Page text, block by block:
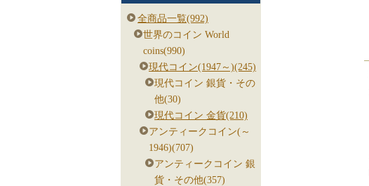
全商品一覧(992)
世界のコイン World
coins(990)
現代コイン(1947～)(245)
現代コイン 銀貨・その
他(30)
現代コイン 金貨(210)
アンティークコイン(～
1946)(707)
アンティークコイン 銀
貨・その他(357)